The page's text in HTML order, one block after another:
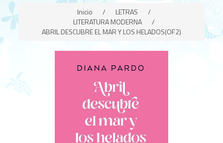
Inicio / LETRAS
/
LITERATURA MODERNA
/
ABRIL DESCUBRE EL MAR Y LOS HELADOS(OF2)